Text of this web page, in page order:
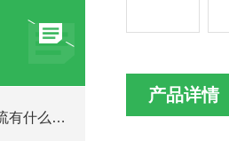
DC/DC电源的直流与交流有什么区别
产品详情